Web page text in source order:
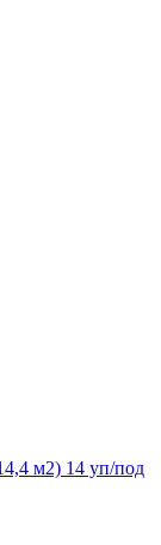
м2) 14 уп/под